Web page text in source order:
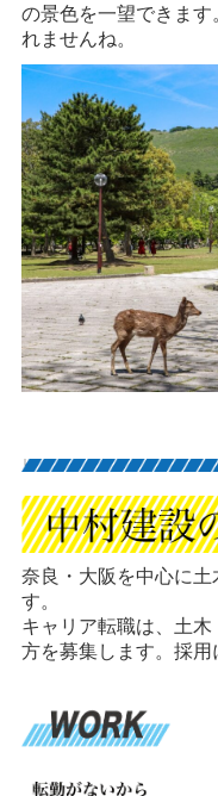
の景色を一望できま
れませんね。
奈良・大阪を中心に
す。
キャリア転職は、土
方を募集します。採用